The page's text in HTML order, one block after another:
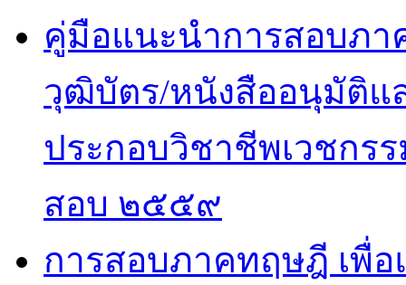
คู่มือแนะนำการสอบภา
วุฒิบัตร/หนังสืออนุมัติแ
ประกอบวิชาชีพเวชกร
สอบ ๒๕๕๙
การสอบภาคทฤษฎี เพื่